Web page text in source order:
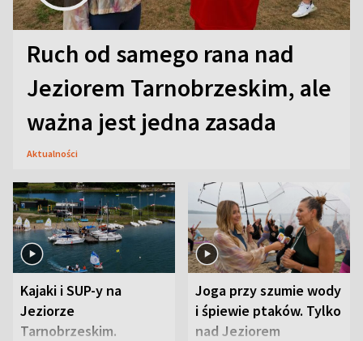
Ruch od samego rana nad
Jeziorem Tarnobrzeskim, ale
ważna jest jedna zasada
Aktualności
Kajaki i SUP-y na
Jeziorze
Tarnobrzeskim.
Joga przy szumie wody
i śpiewie ptaków. Tylko
nad Jeziorem